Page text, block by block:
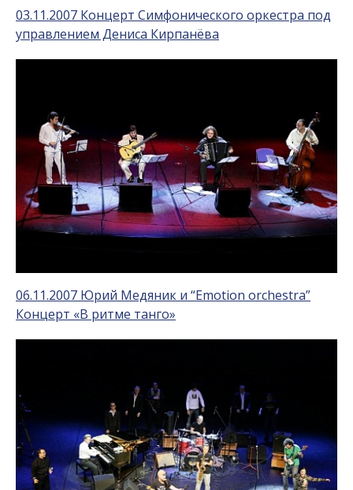
03.11.2007 Концерт Симфонического оркестра под
управлением Дениса Кирпанёва
06.11.2007 Юрий Медяник и “Emotion orchestra”
Концерт «В ритме танго»